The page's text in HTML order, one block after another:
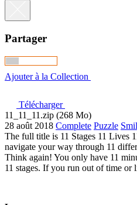
Partager
Ajouter à la Collection
Télécharger
11_11_11.zip (268 Mo)
28 août 2018 Complete Puzzle
The full title is 11 Stages 11 Lives
navigate your way through 11
Think again! You only have 11
11 stages. If you run out of time or